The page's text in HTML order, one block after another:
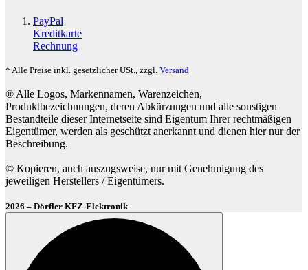
PayPal
Kreditkarte
Rechnung
* Alle Preise inkl. gesetzlicher USt., zzgl. Versand
® Alle Logos, Markennamen, Warenzeichen,
Produktbezeichnungen, deren Abkürzungen und alle sonstigen
Bestandteile dieser Internetseite sind Eigentum Ihrer rechtmäßigen
Eigentümer, werden als geschützt anerkannt und dienen hier nur der
Beschreibung.
© Kopieren, auch auszugsweise, nur mit Genehmigung des
jeweiligen Herstellers / Eigentümers.
2026 – Dörfler KFZ-Elektronik